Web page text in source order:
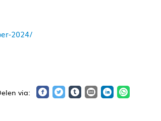
2024/